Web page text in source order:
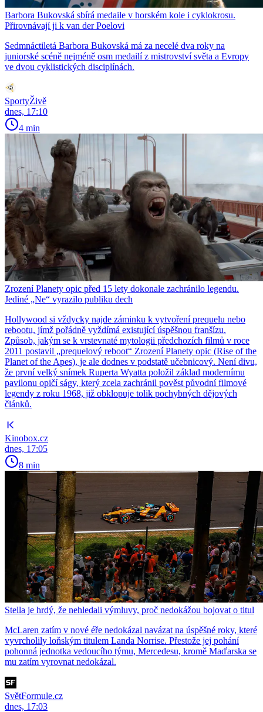
Barbora Bukovská sbírá medaile v horském kole i cyklokrosu.
Přirovnávají ji k van der Poelovi
Sedmnáctiletá Barbora Bukovská má za necelé dva roky na
juniorské scéně nejméně osm medailí z mistrovství světa a Evropy
ve dvou cyklistických disciplínách.
SportyŽivě
dnes, 17:10
4 min
Zrození Planety opic před 15 lety dokonale zachránilo legendu.
Jediné „Ne“ vyrazilo publiku dech
Hollywood si vždycky najde záminku k vytvoření prequelu nebo
rebootu, jímž pořádně vyždímá existující úspěšnou franšízu.
Způsob, jakým se k vrstevnaté mytologii předchozích filmů v roce
2011 postavil „prequelový reboot“ Zrození Planety opic (Rise of the
Planet of the Apes), je ale dodnes v podstatě učebnicový. Není divu,
že první velký snímek Ruperta Wyatta položil základ modernímu
pavilonu opičí ságy, který zcela zachránil pověst původní filmové
legendy z roku 1968, již obklopuje tolik pochybných dějových
článků.
Kinobox.cz
dnes, 17:05
8 min
Stella je hrdý, že nehledali výmluvy, proč nedokážou bojovat o titul
McLaren zatím v nové éře nedokázal navázat na úspěšné roky, které
vyvrcholily loňským titulem Landa Norrise. Přestože jej pohání
pohonná jednotka vedoucího týmu, Mercedesu, kromě Maďarska se
mu zatím vyrovnat nedokázal.
SvětFormule.cz
dnes, 17:03